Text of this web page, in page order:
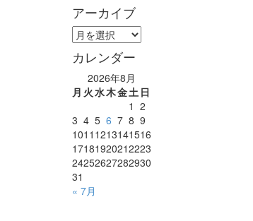
アーカイブ
ア
ー
カ
ブ
カレンダー
2026年8月
月 火水木金土 日
1 2
3 4 5 6 7 8 9
1011 1213141516
17181920212223
24252627282930
31
« 7月